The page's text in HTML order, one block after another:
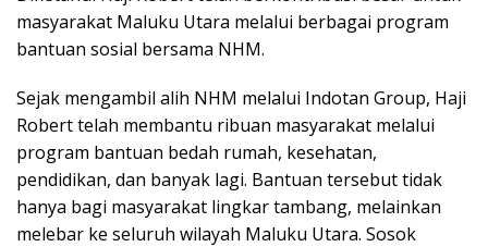
masyarakat Maluku Utara melalui berbagai program
bantuan sosial bersama NHM.
Sejak mengambil alih NHM melalui Indotan Group, Haji
Robert telah membantu ribuan masyarakat melalui
program bantuan bedah rumah, kesehatan,
pendidikan, dan banyak lagi. Bantuan tersebut tidak
hanya bagi masyarakat lingkar tambang, melainkan
melebar ke seluruh wilayah Maluku Utara. Sosok